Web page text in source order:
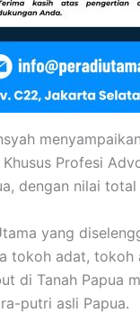
Profesi
dengan nilai
yang
tokoh adat,
di Tanah Papua
putri asli Papua.